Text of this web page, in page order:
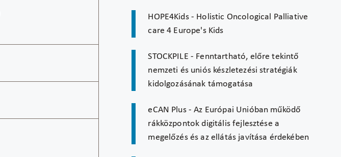
HOPE4Kids - Holistic Oncological Palliative
care 4 Europe's Kids
STOCKPILE - Fenntartható, előre tekintő
nemzeti és uniós készletezési stratégiák
kidolgozásának támogatása
eCAN Plus - Az Európai Unióban működő
rákközpontok digitális fejlesztése a
megelőzés és az ellátás javítása érdekében